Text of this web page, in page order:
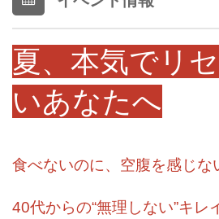
夏、本気でリ
いあなたへ
食べないのに、空腹を感じな
40代からの“無理しない”キレ